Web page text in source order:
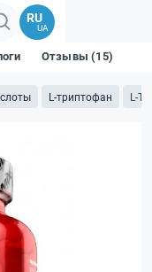
RU
UA
L-триптофан L-
Отзывы (15)